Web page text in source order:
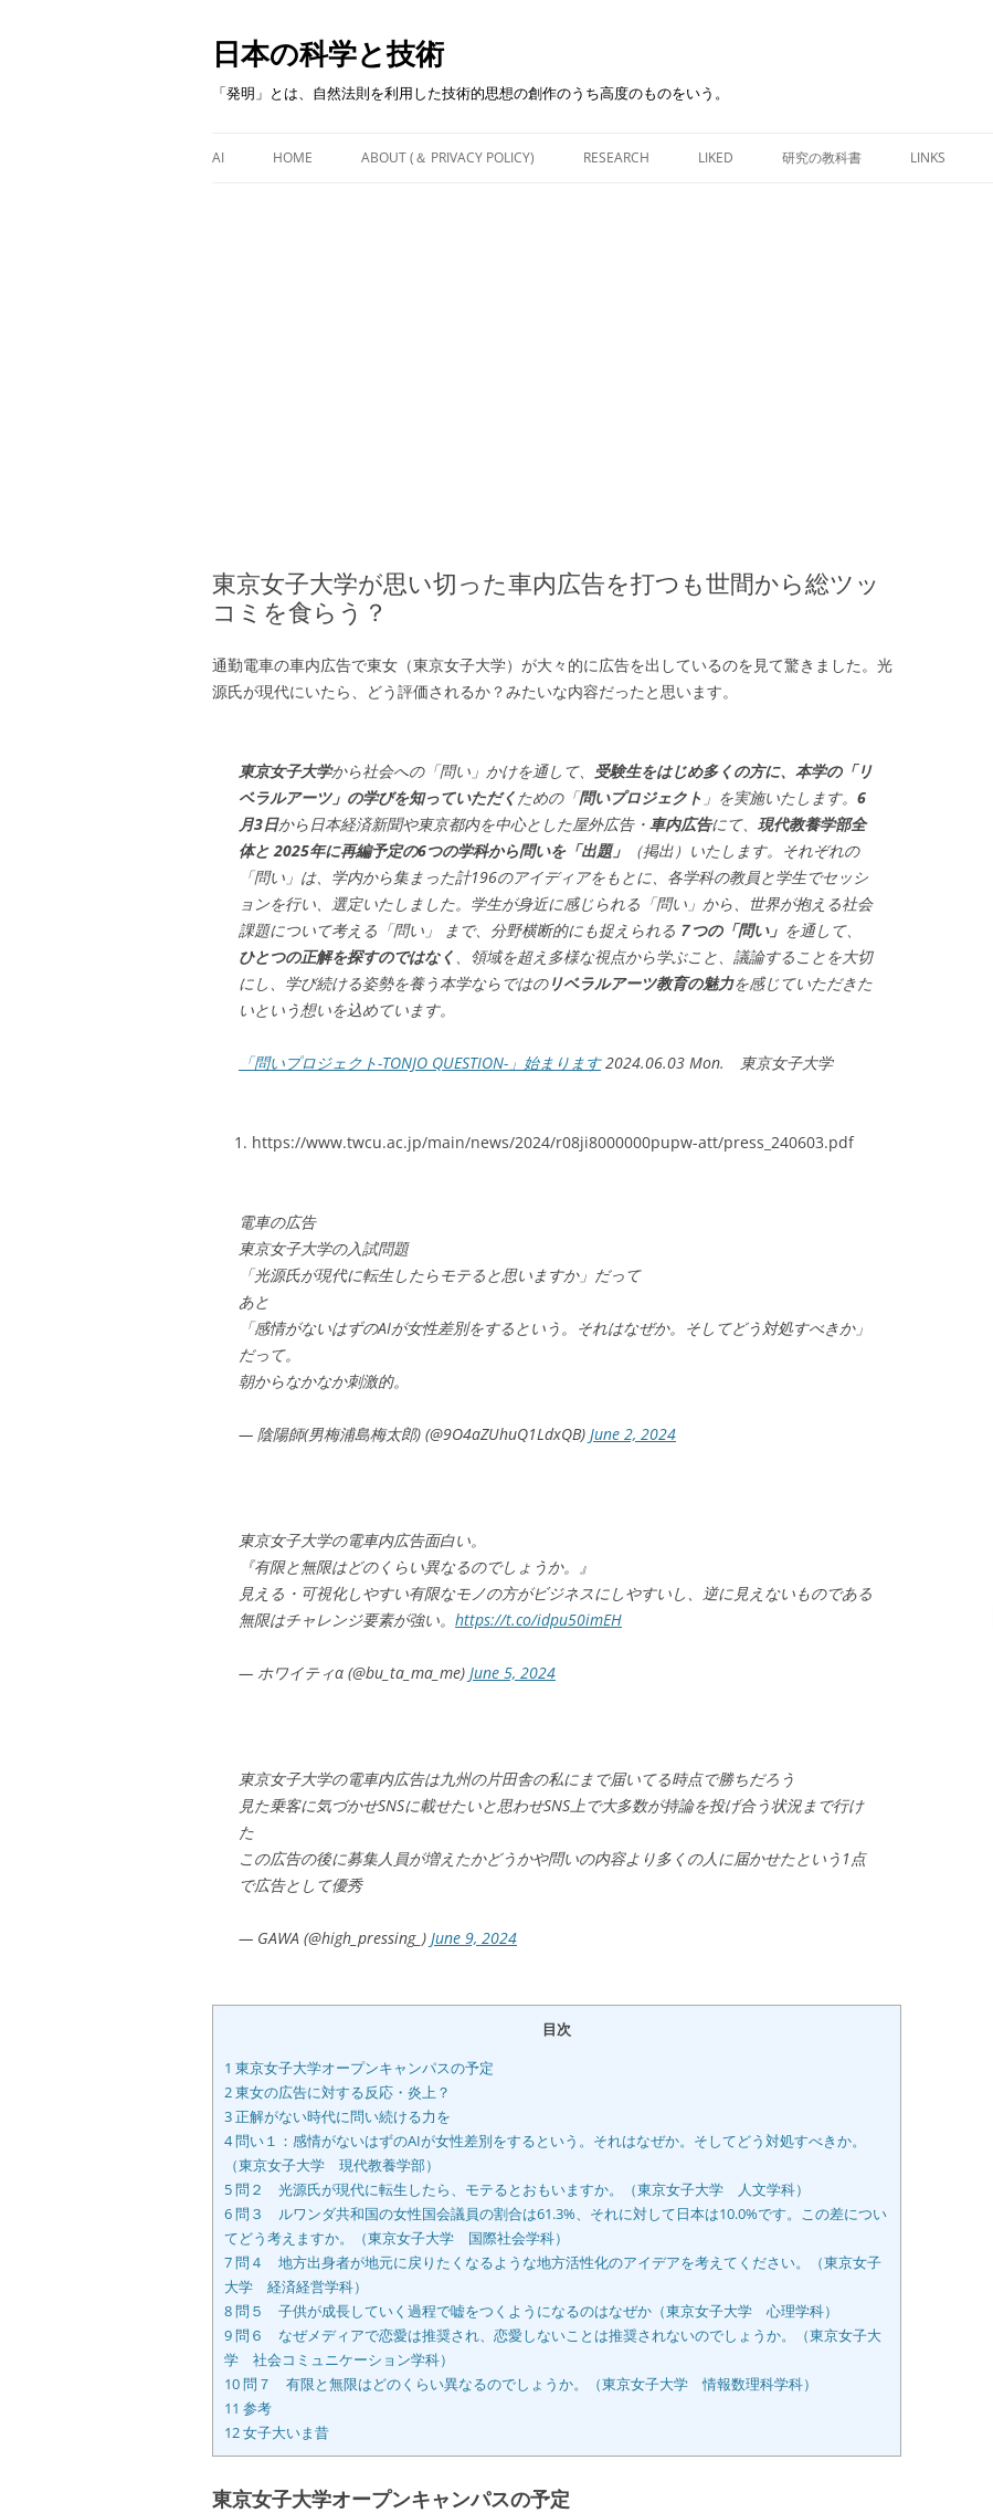
日本の科学と技術
「発明」とは、自然法則を利用した技術的思想の創作のうち高度のものをいう。
content
AI HOME ABOUT (＆ PRIVACY POLICY) RESEARCH LIKED 研究の教科書 LINKS
東京女子大学が思い切った車内広告を打つも世間から総ツッ
コミを食らう？
通勤電車の車内広告で東女（東京女子大学）が大々的に広告を出しているのを見て驚きました。光
源氏が現代にいたら、どう評価されるか？みたいな内容だったと思います。
東京女子大学から社会への「問い」かけを通して、
受験生をはじめ多くの方に、本学の「リ
ベラルアーツ」の学びを知っていただく ための「問いプロジェクト 」を実施いたします。 6
月3日から日本経済新聞や東京都内を中心とした屋外広告・ 車内広告にて、 現代教養学部全
体と 2025年に再編予定の6つの学科から問いを「出題」
（掲出）いたします。それぞれの
「問い」は、学内から集まった計196のアイディアをもとに、各学科の教員と学生でセッシ
ョンを行い、選定いたしました。学生が身近に感じられる「問い」から、世界が抱える社会
課題について考える「問い」 まで、分野横断的にも捉えられる ７つの「問い」 を通して、
ひとつの正解を探すのではなく 、領域を超え多様な視点から学ぶこと、議論することを大切
にし、学び続ける姿勢を養う本学ならではのリベラルアーツ教育の魅力を感じていただきた
いという想いを込めています。
「問いプロジェクト-TONJO QUESTION-」始まります2024.06.03 Mon. 東京女子大学
https://www.twcu.ac.jp/main/news/2024/r08ji8000000pupw-att/press_240603.pdf
電車の広告
東京女子大学の入試問題
「光源氏が現代に転生したらモテると思いますか」だって
あと
「感情がないはずのAIが女性差別をするという。それはなぜか。そしてどう対処すべきか」
だって。
朝からなかなか刺激的。
— 陰陽師(男梅浦島梅太郎) (@9O4aZUhuQ1LdxQB) June 2, 2024
東京女子大学の電車内広告面白い。
『有限と無限はどのくらい異なるのでしょうか。』
見える・可視化しやすい有限なモノの方がビジネスにしやすいし、逆に見えないものである
無限はチャレンジ要素が強い。 https://t.co/idpu50imEH
— ホワイティα (@bu_ta_ma_me) June 5, 2024
東京女子大学の電車内広告は九州の片田舎の私にまで届いてる時点で勝ちだろう
見た乗客に気づかせSNSに載せたいと思わせSNS上で大多数が持論を投げ合う状況まで行け
た
この広告の後に募集人員が増えたかどうかや問いの内容より多くの人に届かせたという1点
で広告として優秀
— GAWA (@high_pressing_) June 9, 2024
目次
1 東京女子大学オープンキャンパスの予定
2東女の広告に対する反応・炎上？
3正解がない時代に問い続ける力を
4問い１：感情がないはずのAIが女性差別をするという。それはなぜか。そしてどう対処すべきか。
（東京女子大学 現代教養学部）
5問２ 光源氏が現代に転生したら、モテるとおもいますか。（東京女子大学 人文学科）
6問３ ルワンダ共和国の女性国会議員の割合は61.3%、それに対して日本は10.0%です。この差につい
てどう考えますか。（東京女子大学 国際社会学科）
7問４ 地方出身者が地元に戻りたくなるような地方活性化のアイデアを考えてください。（東京女子
大学 経済経営学科）
8問５ 子供が成長していく過程で嘘をつくようになるのはなぜか（東京女子大学 心理学科）
9問６ なぜメディアで恋愛は推奨され、恋愛しないことは推奨されないのでしょうか。（東京女子大
学 社会コミュニケーション学科）
10問７ 有限と無限はどのくらい異なるのでしょうか。（東京女子大学 情報数理科学科）
11 参考
12女子大いま昔
東京女子大学オープンキャンパスの予定